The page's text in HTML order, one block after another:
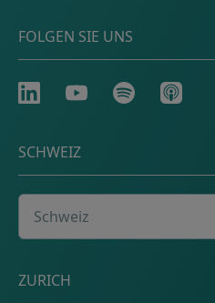
FOLGEN SIE UNS
LinkedInYoutubeSpotify Apple
SCHWEIZ
Adresse
ZURICH